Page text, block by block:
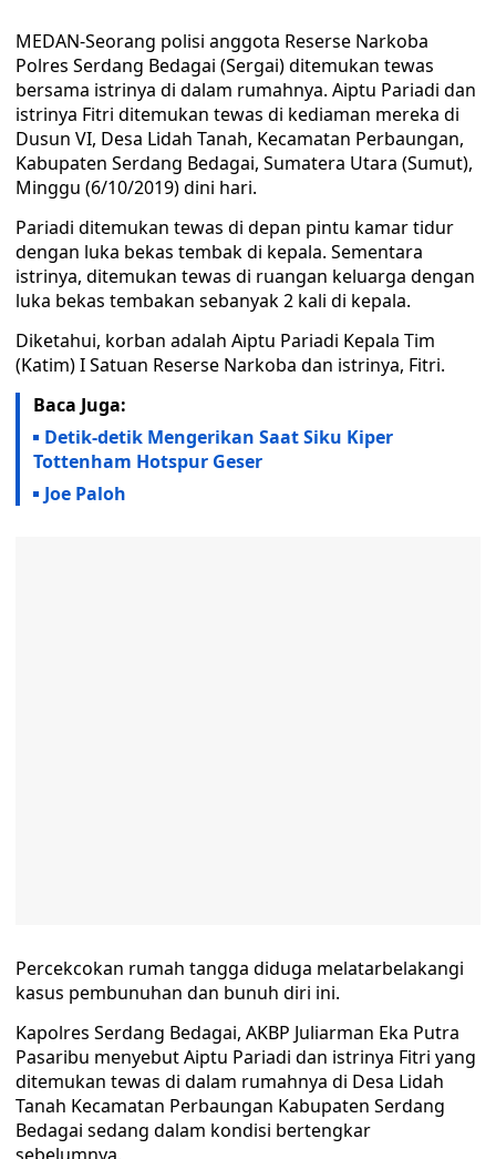
MEDAN-Seorang polisi anggota Reserse Narkoba
Polres Serdang Bedagai (Sergai) ditemukan tewas
bersama istrinya di dalam rumahnya. Aiptu Pariadi dan
istrinya Fitri ditemukan tewas di kediaman mereka di
Dusun VI, Desa Lidah Tanah, Kecamatan Perbaungan,
Kabupaten Serdang Bedagai, Sumatera Utara (Sumut),
Minggu (6/10/2019) dini hari.
Pariadi ditemukan tewas di depan pintu kamar tidur
dengan luka bekas tembak di kepala. Sementara
istrinya, ditemukan tewas di ruangan keluarga dengan
luka bekas tembakan sebanyak 2 kali di kepala.
Diketahui, korban adalah Aiptu Pariadi Kepala Tim
(Katim) I Satuan Reserse Narkoba dan istrinya, Fitri.
Baca Juga:
Detik-detik Mengerikan Saat Siku Kiper
Tottenham Hotspur Geser
Joe Paloh
Percekcokan rumah tangga diduga melatarbelakangi
kasus pembunuhan dan bunuh diri ini.
Kapolres Serdang Bedagai, AKBP Juliarman Eka Putra
Pasaribu menyebut Aiptu Pariadi dan istrinya Fitri yang
ditemukan tewas di dalam rumahnya di Desa Lidah
Tanah Kecamatan Perbaungan Kabupaten Serdang
Bedagai sedang dalam kondisi bertengkar